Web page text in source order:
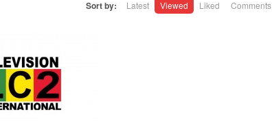
Sort by: Latest Viewed Liked Comments